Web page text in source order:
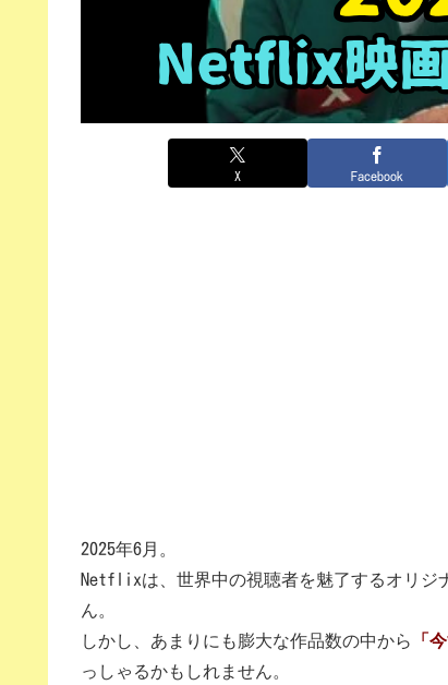
X Facebook
2025年6月。
Netflixは、世界中の視聴者を魅了するオリジ
ん。
しかし、あまりにも膨大な作品数の中から
「
っしゃるかもしれません。